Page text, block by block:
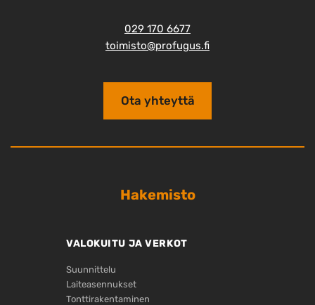
029 170 6677
toimisto@profugus.fi
Ota yhteyttä
Hakemisto
VALOKUITU JA VERKOT
Suunnittelu
Laiteasennukset
Tontti­rakentaminen